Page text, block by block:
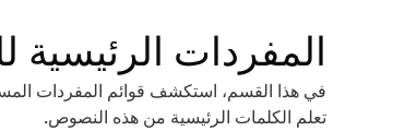
المفردات الرئيسية
في هذا القسم، استكشف قوائم المفردات
تعلم الكلمات الرئيسية من هذه النصوص.